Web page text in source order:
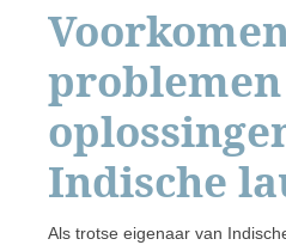
Indische
Als trotse eigenaar van